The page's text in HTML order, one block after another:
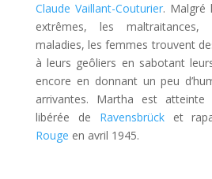
Claude Vaillant-Couturier. Malgré
extrêmes, les
maladies, les femmes trouvent
à leurs geôliers en sabotant
encore en donnant un peu
arrivantes. Martha est
libérée de Ravensbrücket
Rouge en avril 1945.